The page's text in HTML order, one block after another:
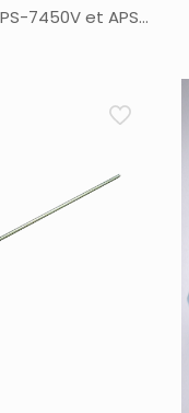
7450V et APS-